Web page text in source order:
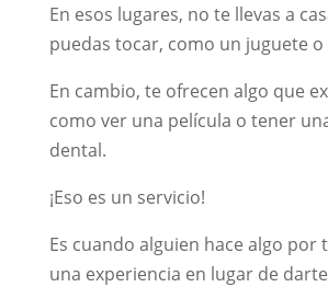
En esos lugares, no te llevas a
puedas tocar, como un juguete
En cambio, te ofrecen algo que
como ver una película o tener
dental.
¡Eso es un servicio!
Es cuando alguien hace algo por
una experiencia en lugar de